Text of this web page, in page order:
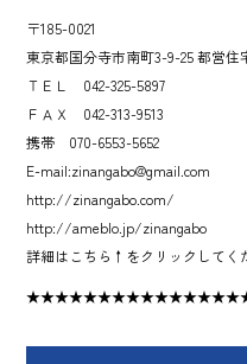
〒185-0021
東京都国分寺市南町3-9-25 都営住
ＴＥＬ 042-325-5897
ＦＡＸ 042-313-9513
携帯 070-6553-5652
E-mail:zinangabo@gmail.com
http://zinangabo.com/
http://ameblo.jp/zinangabo
詳細はこちら↑をクリックしてく